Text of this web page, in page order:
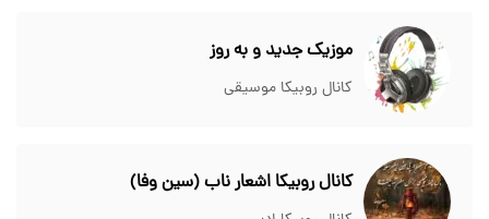
موزیک جدید و به روز
کانال روبیکا موسیقی
کانال روبیکا اشعار ناب (سین وفا)